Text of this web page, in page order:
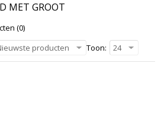
MET GROOT
(0)
producten Toon: 24